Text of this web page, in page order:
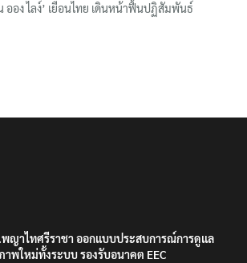
ออง ไลง์’ เยือนไทย เดินหน้าฟื้นปฏิสัมพันธ์
ญาไทศรีราชา ออกแบบประสบการณ์การดูแล
าพใหม่ทั้งระบบ รองรับอนาคต EEC